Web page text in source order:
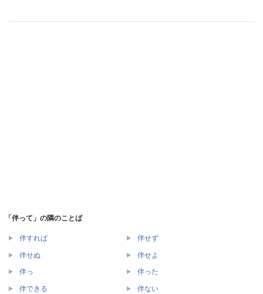
「伴って」の隣のことば
伴すれば 伴せず
伴せぬ 伴せよ
伴っ 伴った
伴できる 伴ない